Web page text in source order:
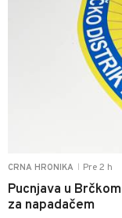
CRNA HRONIKA Pre 2 h
Pucnjava u
za napadačem